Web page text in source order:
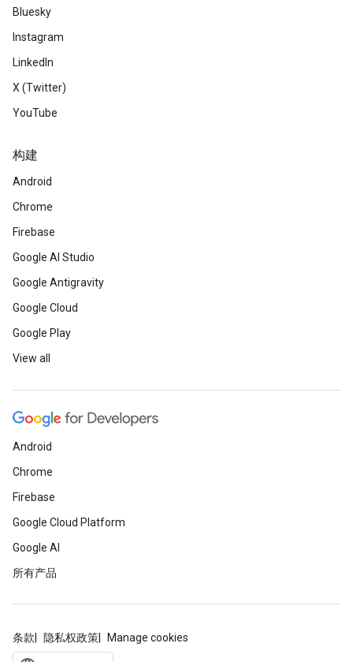
Bluesky
Instagram
LinkedIn
X (Twitter)
YouTube
构建
Android
Chrome
Firebase
Google AI Studio
Google Antigravity
Google Cloud
Google Play
View all
Android
Chrome
Firebase
Google Cloud Platform
Google AI
所有产品
条款 隐私权政策 Manage cookies